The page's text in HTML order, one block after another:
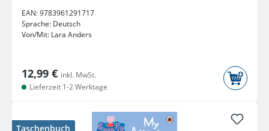
EAN:9783961291717
Sprache: Deutsch
Von/Mit: Lara Anders
12,99 € inkl. MwSt.
Lieferzeit 1-2 Werktage
Taschenbuch